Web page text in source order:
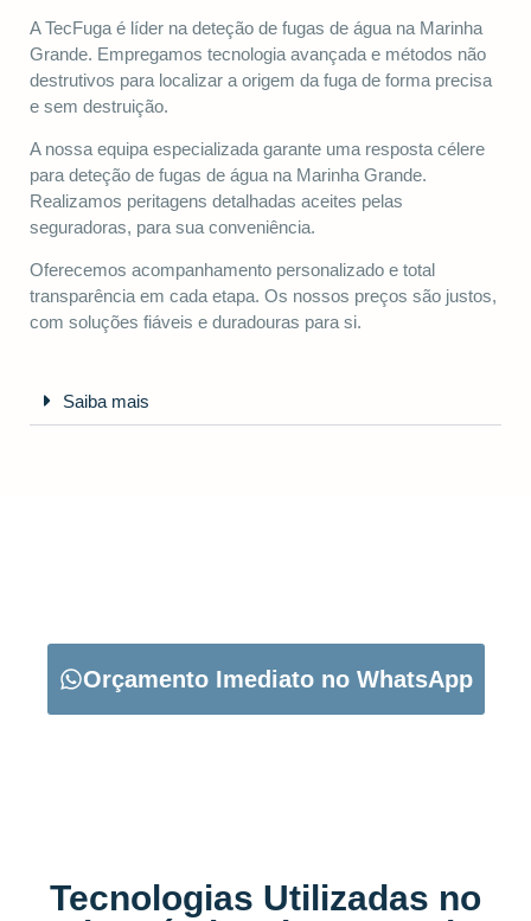
A TecFuga é líder na deteção de fugas de água na Marinha
Grande. Empregamos tecnologia avançada e métodos não
destrutivos para localizar a origem da fuga de forma precisa
e sem destruição.
A nossa equipa especializada garante uma resposta célere
para deteção de fugas de água na Marinha Grande.
Realizamos peritagens detalhadas aceites pelas
seguradoras, para sua conveniência.
Oferecemos acompanhamento personalizado e total
transparência em cada etapa. Os nossos preços são justos,
com soluções fiáveis e duradouras para si.
Saiba mais
Orçamento Imediato no WhatsApp
Tecnologias Utilizadas no